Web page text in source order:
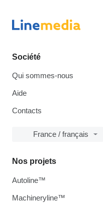
Société
Qui sommes-nous
Aide
Contacts
France / français
Nos projets
Autoline™
Machineryline™